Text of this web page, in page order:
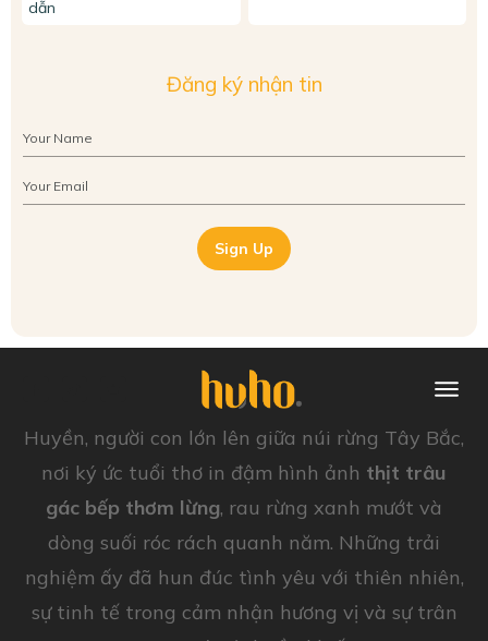
dẫn
Đăng ký nhận tin
Sign Up
Huyền, người con lớn lên giữa núi rừng Tây Bắc,
nơi ký ức tuổi thơ in đậm hình ảnh thịt trâu
gác bếp thơm lừng, rau rừng xanh mướt và
dòng suối róc rách quanh năm. Những trải
nghiệm ấy đã hun đúc tình yêu với thiên nhiên,
sự tinh tế trong cảm nhận hương vị và sự trân